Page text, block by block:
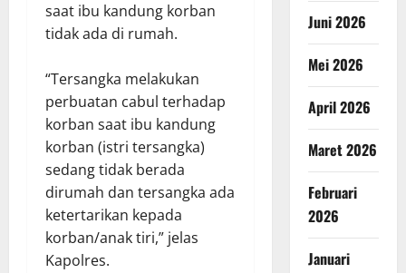
saat ibu kandung korban
tidak ada di rumah.
“Tersangka melakukan
perbuatan cabul terhadap
korban saat ibu kandung
korban (istri tersangka)
sedang tidak berada
dirumah dan tersangka ada
ketertarikan kepada
korban/anak tiri,” jelas
Kapolres.
Juni 2026
Mei 2026
April 2026
Maret 2026
Februari
2026
Januari